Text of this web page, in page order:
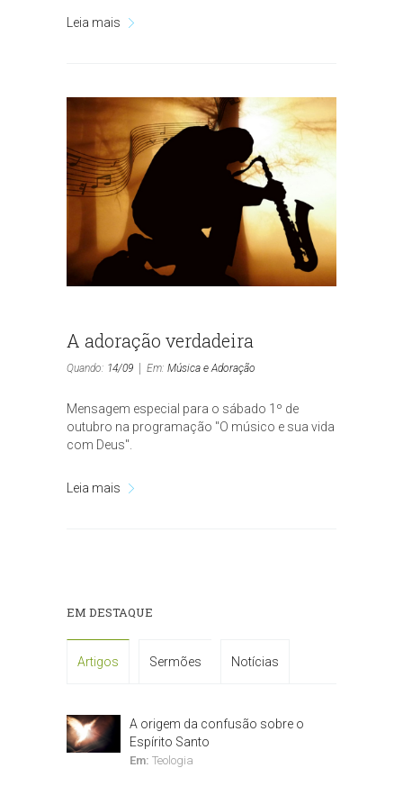
Leia mais
A adoração verdadeira
Quando: 14/09 Em: Música e Adoração
Mensagem especial para o sábado 1º de
outubro na programação "O músico e sua vida
com Deus".
Leia mais
EM DESTAQUE
Artigos Sermões Notícias
A origem da confusão sobre o
Espírito Santo
Em: Teologia